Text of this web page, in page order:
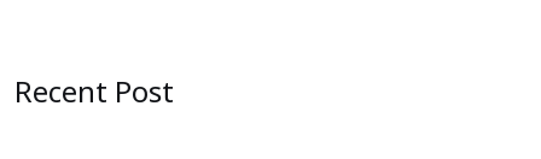
Recent Post